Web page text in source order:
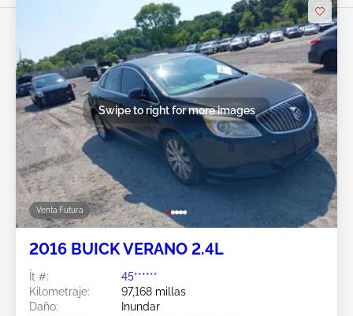
Venta Futura
Swipe to right for more images
2016 BUICK VERANO 2.4L
Ít #:
45******
Kilometraje:
97,168 millas
Daño:
Inundar